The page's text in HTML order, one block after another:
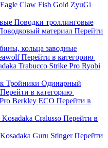
Eagle Claw Fish Gold ZyuGi
Поводки троллинговые
материал Перейти
кольца заводные
Перейти в категорию
Trabucco Strike Pro Ryobi
Тройники Одинарный
Перейти в категорию
Berkley ECO Перейти в
Kosadaka Cralusso Перейти в
Kosadaka Guru StingerПерейти